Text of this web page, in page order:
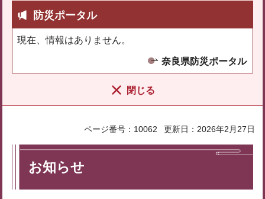
防災ポータル
現在、情報はありません。
奈良県防災ポータル
閉じる
ページ番号：10062 更新日：2026年2月27日
お知らせ